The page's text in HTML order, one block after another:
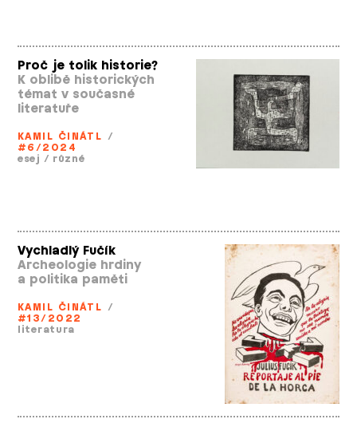
Proč je tolik historie?
K oblibě historických
témat v současné
literatuře
KAMIL ČINÁTL /
#6/2024
esej / různé
Vychladlý Fučík
Archeologie hrdiny
a politika paměti
KAMIL ČINÁTL /
#13/2022
literatura